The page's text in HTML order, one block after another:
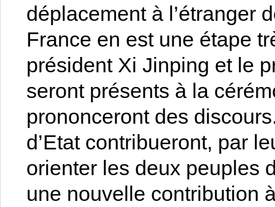
déplacement à l’étranger
France en est une étape
président Xi Jinping et le
seront présents à la
prononceront des
d’Etat contribueront, par
orienter les deux peuples
une nouvelle contribution